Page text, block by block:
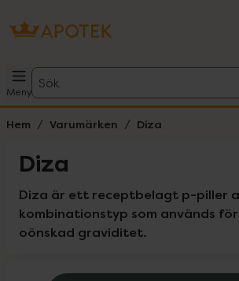
Meny
Sök
Hem Varumärken Diza
Diza
Diza är ett receptbelagt p-piller
kombinationstyp som används
oönskad graviditet.